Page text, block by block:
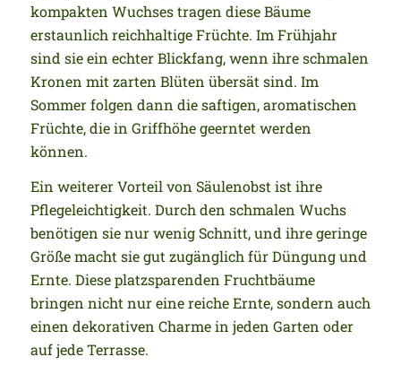
kompakten Wuchses tragen diese Bäume
erstaunlich reichhaltige Früchte. Im Frühjahr
sind sie ein echter Blickfang, wenn ihre schmalen
Kronen mit zarten Blüten übersät sind. Im
Sommer folgen dann die saftigen, aromatischen
Früchte, die in Griffhöhe geerntet werden
können.
Ein weiterer Vorteil von Säulenobst ist ihre
Pflegeleichtigkeit. Durch den schmalen Wuchs
benötigen sie nur wenig Schnitt, und ihre geringe
Größe macht sie gut zugänglich für Düngung und
Ernte. Diese platzsparenden Fruchtbäume
bringen nicht nur eine reiche Ernte, sondern auch
einen dekorativen Charme in jeden Garten oder
auf jede Terrasse.